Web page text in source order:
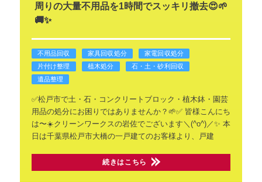
周りの大量不用品を1時間でスッキリ撤去😍🌱
🚚✨
不用品回収 家具回収処分
家電回収処分
片付け整理
植木処分
石・土・砂利回収
遺品整理
✅️松戸市で土・石・コンクリートブロック・植木鉢・園芸
用品の処分にお困りではありませんか？🌱✅️ 皆様こんにち
は〜☀️クリーンワークスの岩佐でございます＼(^o^)／✨ 本
日は千葉県松戸市大橋の一戸建てのお客様より、戸建
続きはこちら